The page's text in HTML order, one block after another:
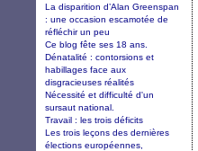
La disparition d’Alan Greenspan
: une occasion escamotée de
réfléchir un peu
Ce blog fête ses 18 ans.
Dénatalité : contorsions et
habillages face aux
disgracieuses réalités
Nécessité et difficulté d'un
sursaut national.
Travail : les trois déficits
Les trois leçons des dernières
élections européennes,